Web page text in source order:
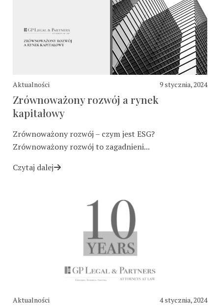
Aktualności 9 stycznia, 2024
Zrównoważony rozwój a rynek
kapitałowy
Zrównoważony rozwój – czym jest ESG?
Zrównoważony rozwój to zagadnieni...
Czytaj dalej
Aktualności 4 stycznia, 2024